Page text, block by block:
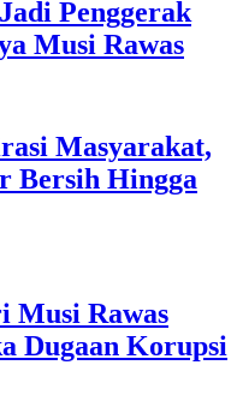
Penggerak
Musi Rawas
Masyarakat,
Bersih Hingga
Musi Rawas
Dugaan Korupsi